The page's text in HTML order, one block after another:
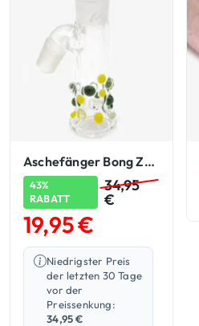
Aschefänger Bong Zubehör
43%
RABATT
34,95
€
19,95€
Niedrigster Preis
der letzten 30 Tage
vor der
Preissenkung:
34,95€